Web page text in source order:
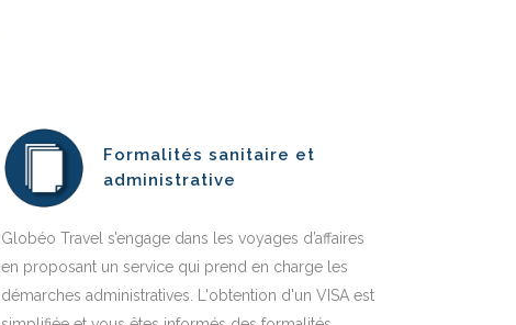
Formalités sanitaire et
administrative
Globéo Travel s’engage dans les voyages d’affaires
en proposant un service qui prend en charge les
démarches administratives. L'obtention d'un VISA est